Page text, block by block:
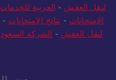
لنقل العفش - العربية للخدمات
الامتحانات - نتائج الامتحانات -
لنقل العفش - الشركة